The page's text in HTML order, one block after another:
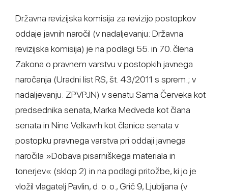
Državna revizijska komisija za revizijo postopkov
oddaje javnih naročil (v nadaljevanju: Državna
revizijska komisija) je na podlagi 55. in 70. člena
Zakona o pravnem varstvu v postopkih javnega
naročanja (Uradni list RS, št. 43/2011 s sprem.; v
nadaljevanju: ZPVPJN) v senatu Sama Červeka kot
predsednika senata, Marka Medveda kot člana
senata in Nine Velkavrh kot članice senata v
postopku pravnega varstva pri oddaji javnega
naročila »Dobava pisarniškega materiala in
tonerjev« (sklop 2) in na podlagi pritožbe, ki jo je
vložil vlagatelj Pavlin, d. o. o., Grič 9, Ljubljana (v